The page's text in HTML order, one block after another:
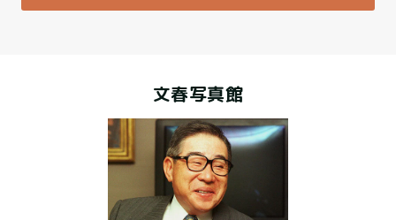
文春写真館